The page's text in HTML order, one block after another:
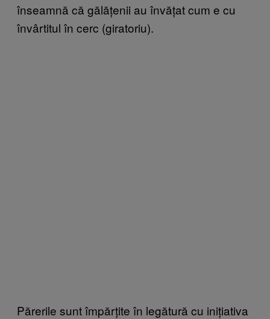
înseamnă că gălățenii au învățat cum e cu
învârtitul în cerc (giratoriu).
Părerile sunt împărțite în legătură cu inițiativa